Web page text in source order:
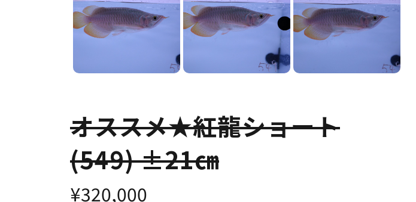
オススメ★紅龍ショート
(549) ±21㎝
¥320,000